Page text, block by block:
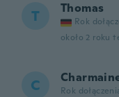
T Thomas
Rok
około 2 roku
C Rok